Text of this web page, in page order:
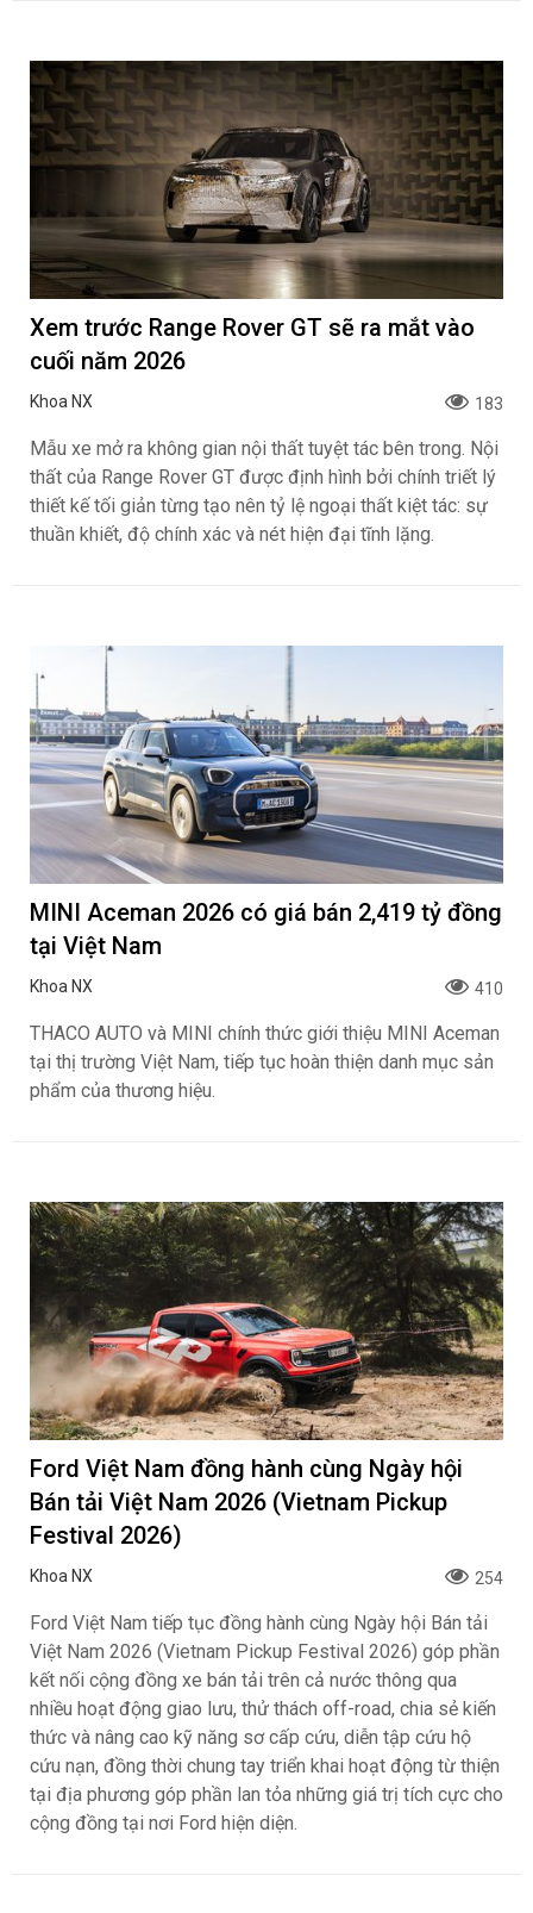
Xem trước Range Rover GT sẽ ra mắt vào
cuối năm 2026
Khoa NX 183
Mẫu xe mở ra không gian nội thất tuyệt tác bên trong. Nội
thất của Range Rover GT được định hình bởi chính triết lý
thiết kế tối giản từng tạo nên tỷ lệ ngoại thất kiệt tác: sự
thuần khiết, độ chính xác và nét hiện đại tĩnh lặng.
MINI Aceman 2026 có giá bán 2,419 tỷ đồng
tại Việt Nam
Khoa NX 410
THACO AUTO và MINI chính thức giới thiệu MINI Aceman
tại thị trường Việt Nam, tiếp tục hoàn thiện danh mục sản
phẩm của thương hiệu.
Ford Việt Nam đồng hành cùng Ngày hội
Bán tải Việt Nam 2026 (Vietnam Pickup
Festival 2026)
Khoa NX 254
Ford Việt Nam tiếp tục đồng hành cùng Ngày hội Bán tải
Việt Nam 2026 (Vietnam Pickup Festival 2026) góp phần
kết nối cộng đồng xe bán tải trên cả nước thông qua
nhiều hoạt động giao lưu, thử thách off-road, chia sẻ kiến
thức và nâng cao kỹ năng sơ cấp cứu, diễn tập cứu hộ
cứu nạn, đồng thời chung tay triển khai hoạt động từ thiện
tại địa phương góp phần lan tỏa những giá trị tích cực cho
cộng đồng tại nơi Ford hiện diện.